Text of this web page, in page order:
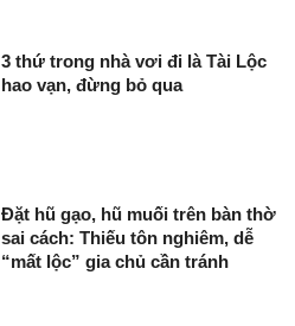
3 thứ trong nhà vơi đi là Tài Lộc
hao vạn, đừng bỏ qua
Đặt hũ gạo, hũ muối trên bàn thờ
sai cách: Thiếu tôn nghiêm, dễ
“mất lộc” gia chủ cần tránh